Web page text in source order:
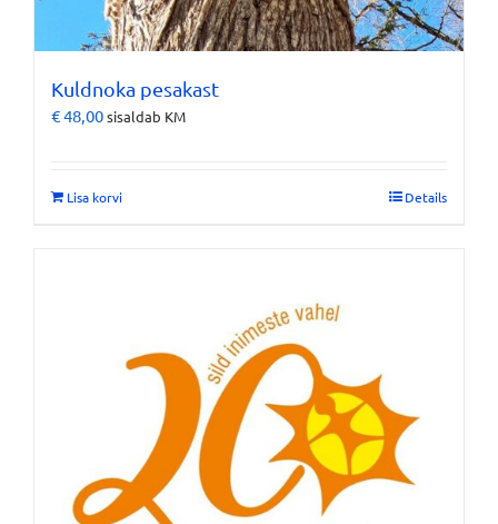
Kuldnoka pesakast
€48,00sisaldab KM
Lisa korvi Details